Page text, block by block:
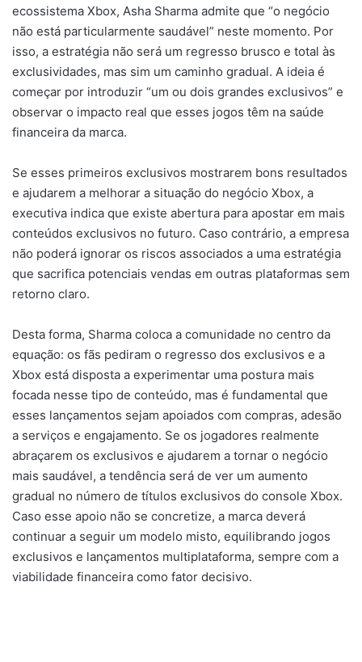
ecossistema Xbox, Asha Sharma admite que “o negócio
não está particularmente saudável” neste momento. Por
isso, a estratégia não será um regresso brusco e total às
exclusividades, mas sim um caminho gradual. A ideia é
começar por introduzir “um ou dois grandes exclusivos” e
observar o impacto real que esses jogos têm na saúde
financeira da marca.
Se esses primeiros exclusivos mostrarem bons resultados
e ajudarem a melhorar a situação do negócio Xbox, a
executiva indica que existe abertura para apostar em mais
conteúdos exclusivos no futuro. Caso contrário, a empresa
não poderá ignorar os riscos associados a uma estratégia
que sacrifica potenciais vendas em outras plataformas sem
retorno claro.
Desta forma, Sharma coloca a comunidade no centro da
equação: os fãs pediram o regresso dos exclusivos e a
Xbox está disposta a experimentar uma postura mais
focada nesse tipo de conteúdo, mas é fundamental que
esses lançamentos sejam apoiados com compras, adesão
a serviços e engajamento. Se os jogadores realmente
abraçarem os exclusivos e ajudarem a tornar o negócio
mais saudável, a tendência será de ver um aumento
gradual no número de títulos exclusivos do console Xbox.
Caso esse apoio não se concretize, a marca deverá
continuar a seguir um modelo misto, equilibrando jogos
exclusivos e lançamentos multiplataforma, sempre com a
viabilidade financeira como fator decisivo.